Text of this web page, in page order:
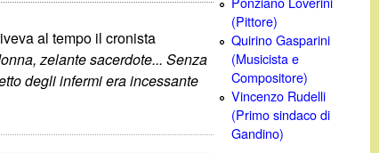
al tempo il cronista
zelante sacerdote... Senza
degli infermi era incessante
(Pittore)
Quirino Gasparini
(Musicista e
Compositore)
Vincenzo Rudelli
(Primo sindaco di
Gandino)